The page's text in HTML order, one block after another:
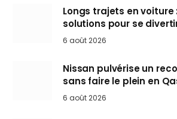
Longs trajets en voiture
solutions pour se
6 août 2026
Nissan pulvérise un
sans faire le plein en
6 août 2026